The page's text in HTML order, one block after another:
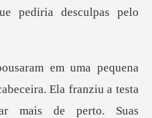
ira. Ela franziu a testa
mais de perto. Suas